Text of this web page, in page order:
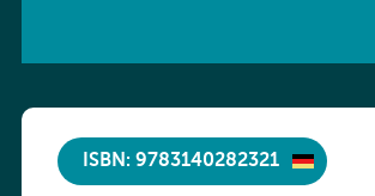
ISBN: 9783140282321